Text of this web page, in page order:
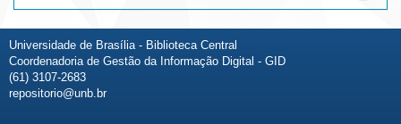
Universidade de Brasília - Biblioteca Central
Coordenadoria de Gestão da Informação Digital - GID
(61) 3107-2683
repositorio@unb.br